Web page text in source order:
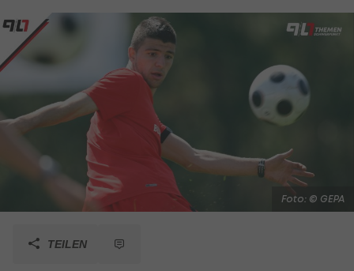
Foto: © GEPA
TEILEN